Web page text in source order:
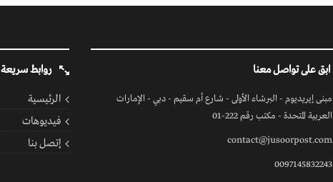
ابق على تواصل معنا
مبنى إيريديوم - البرشاء الأولى - شارع أم سقيم - دبي - الإمارات
العربية المتحدة - مكتب رقم 222-01
contact@jusoorpost.com
0097145832243
روابط سريعة
الرئيسية
فيديوهات
إتصل بنا